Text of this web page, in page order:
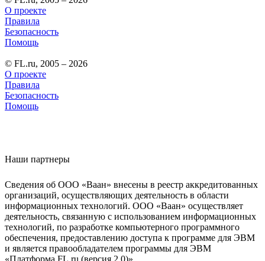
О проекте
Правила
Безопасность
Помощь
© FL.ru, 2005 – 2026
О проекте
Правила
Безопасность
Помощь
Наши партнеры
Сведения об ООО «Ваан» внесены в реестр аккредитованных
организаций, осуществляющих деятельность в области
информационных технологий. ООО «Ваан» осуществляет
деятельность, связанную с использованием информационных
технологий, по разработке компьютерного программного
обеспечения, предоставлению доступа к программе для ЭВМ
и является правообладателем программы для ЭВМ
«Платформа FL.ru (версия 2.0)».